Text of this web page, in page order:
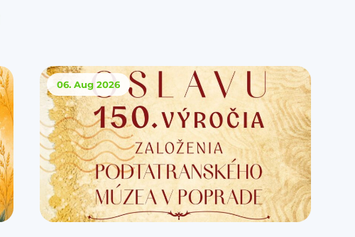
06. Aug2026